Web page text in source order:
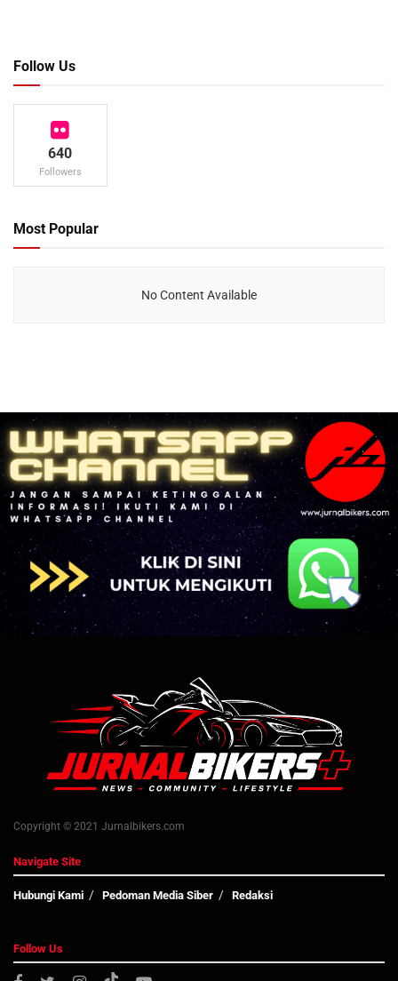
Follow Us
640
Followers
Most Popular
No Content Available
Copyright © 2021 Jurnalbikers.com
Navigate Site
Hubungi Kami Pedoman Media Siber Redaksi
Follow Us